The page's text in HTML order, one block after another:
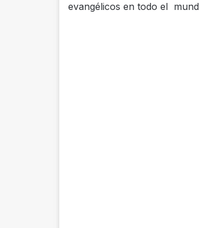
evangélicos en todo el